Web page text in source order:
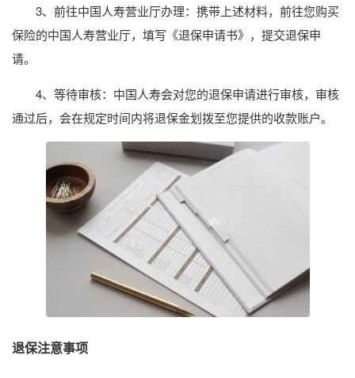
3、前往中国人寿营业厅办理：携带上述材料，前往您购买
保险的中国人寿营业厅，填写《退保申请书》，提交退保申
请。
4、等待审核：中国人寿会对您的退保申请进行审核，审核
通过后，会在规定时间内将退保金划拨至您提供的收款账户。
退保注意事项